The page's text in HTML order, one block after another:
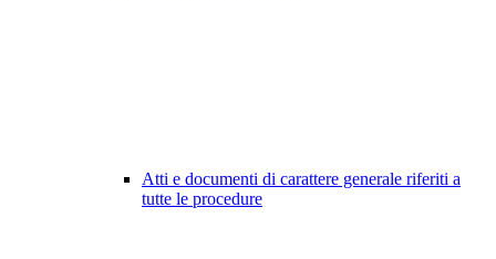
Atti e documenti di carattere generale riferiti a
tutte le procedure